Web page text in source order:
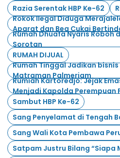
Razia Serentak HBP Ke-62
Rokok Ilegal Diduga
Aparat dan Bea Cukai
Rumah Dhuafa Nyaris Roboh
Sorotan
RUMAH DIJUAL
Rumah Tinggal Jadikan
Matraman Palmeriam
Rumiah Kartoredjo: Jejak
Menjadi Kapolda Perempuan
Sambut HBP Ke-62
Sang Penyelamat di Tengah
Sang Wali Kota Pembawa
Satpam Justru Bilang “Siapa